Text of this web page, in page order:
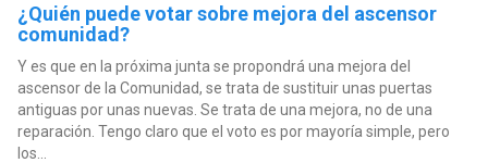
¿Quién puede votar sobre mejora del ascensor
comunidad?
Y es que en la próxima junta se propondrá una mejora del
ascensor de la Comunidad, se trata de sustituir unas puertas
antiguas por unas nuevas. Se trata de una mejora, no de una
reparación. Tengo claro que el voto es por mayoría simple, pero
los...